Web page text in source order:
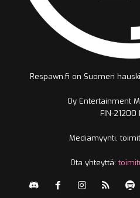
Respawn.fi on Suomen
Oy Entertainment
FIN-21200
Mediamyynti,
Ota yhteyttä: